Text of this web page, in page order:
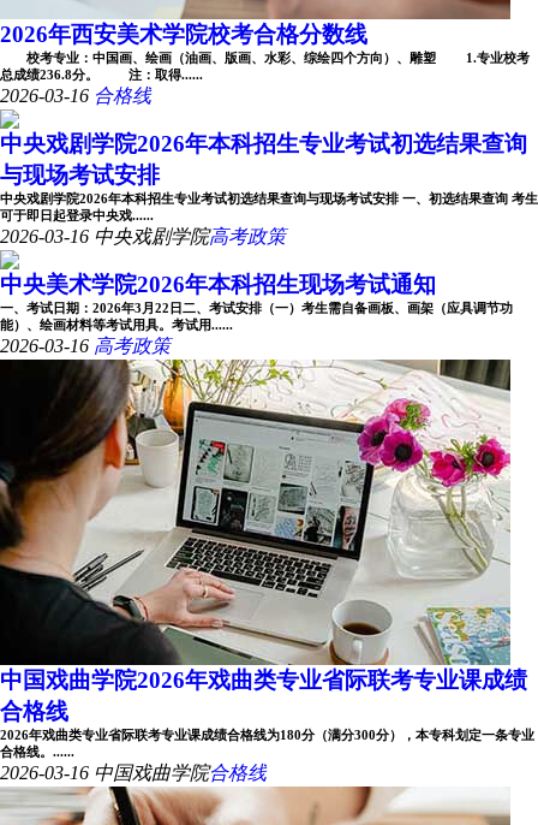
2026年西安美术学院校考合格分数线
校考专业：中国画、绘画（油画、版画、水彩、综绘四个方向）、雕塑 1.专业校考
总成绩236.8分。 注：取得......
2026-03-16 合格线
中央戏剧学院2026年本科招生专业考试初选结果查询
与现场考试安排
中央戏剧学院2026年本科招生专业考试初选结果查询与现场考试安排 一、初选结果查询 考生
可于即日起登录中央戏......
2026-03-16 中央戏剧学院高考政策
中央美术学院2026年本科招生现场考试通知
一、考试日期：2026年3月22日二、考试安排（一）考生需自备画板、画架（应具调节功
能）、绘画材料等考试用具。考试用......
2026-03-16 高考政策
中国戏曲学院2026年戏曲类专业省际联考专业课成绩
合格线
2026年戏曲类专业省际联考专业课成绩合格线为180分（满分300分），本专科划定一条专业
合格线。......
2026-03-16 中国戏曲学院合格线